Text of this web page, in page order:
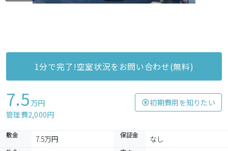
1分で完了!空室状況をお問い合わせ(無料)
7.5 万円
管理費2,000円
初期費用を知りたい
敷金 7.5万円 保証金 なし